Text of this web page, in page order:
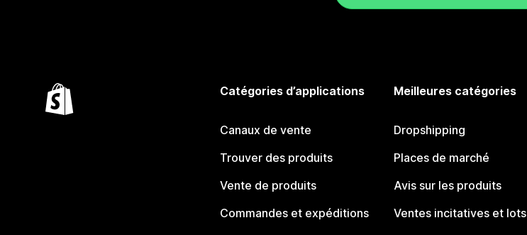
Catégories d’applications
Canaux de vente
Trouver des produits
Vente de produits
Commandes et expéditions
Meilleures catégories
Dropshipping
Places de marché
Avis sur les produits
Ventes incitatives et lots